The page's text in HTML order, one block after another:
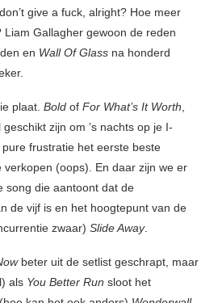
give a fuck, alright? Hoe meer
Liam Gallagher gewoon de reden
en Wall Of Glass na honderd
plaat. Bold of For What’s It Worth
zijn om ’s nachts op je I-
frustratie het eerste beste
(oops). En daar zijn we er
song die aantoont dat de
de vijf is en het hoogtepunt van de
zwaar) Slide Away.
beter uit de setlist geschrapt, maar
als You Better Run sloot het